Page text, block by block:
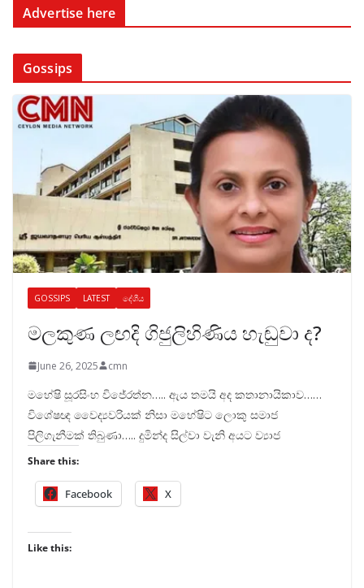
Advertise here
Gossips
GOSSIPS LATEST දේශීය
මලකුණ ලඟදි ගිජුලිහිණිය හැඬුවා ද?
June 26, 2025 cmn
මහේෂි සූරසිංහ විජේරත්න….. ඇය තමයි අද කතානායිකාව……
විශේෂඥ වෛද්‍යවරියක් නිසා මහේෂිට ලොකු සමාජ
පිලිගැනීමක් තිබුණා….. දුමින්ද සිල්වා වැනි අයට ව්‍යාජ
Share this:
Facebook X
Like this: